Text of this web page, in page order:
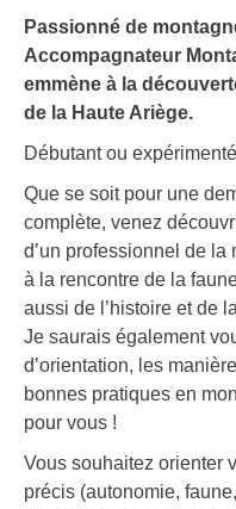
Passionné de
Accompagnateur
emmène à la
de la Haute Ariège.
Débutant ou
Que se soit pour une
complète, venez
d’un professionnel de
à la rencontre de la
aussi de l’histoire et de
Je saurais également
d’orientation, les
bonnes pratiques en
pour vous !
Vous souhaitez orienter
précis (autonomie,